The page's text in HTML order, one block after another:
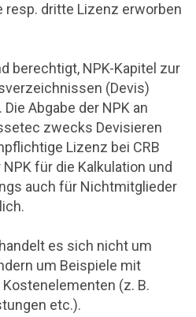
dritte Lizenz erworben
berechtigt, NPK-Kapitel zur
(Devis)
Abgabe der NPK an
zwecks Devisieren
Lizenz bei CRB
für die Kalkulation und
auch für Nichtmitglieder
es sich nicht um
um Beispiele mit
(z. B.
etc.).